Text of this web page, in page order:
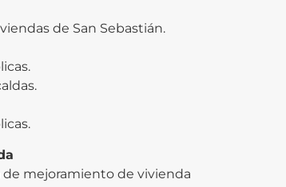
de San Sebastián.
mejoramiento de vivienda